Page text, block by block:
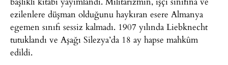
ezilenlere düşman olduğunu haykıran esere Almanya
egemen sınıfı sessiz kalmadı. 1907 yılında Liebknecht
tutuklandı ve Aşağı Silezya’da 18 ay hapse mahkûm
edildi.